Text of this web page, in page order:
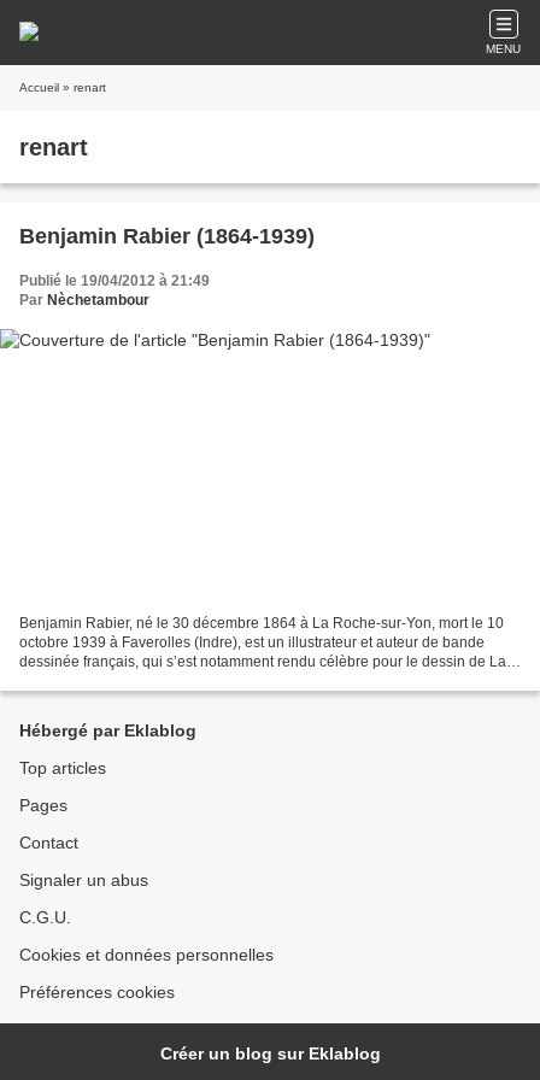
MENU
Accueil » renart
renart
Benjamin Rabier (1864-1939)
Publié le 19/04/2012 à 21:49
Par Nèchetambour
Benjamin Rabier, né le 30 décembre 1864 à La Roche-sur-Yon, mort le 10
octobre 1939 à Faverolles (Indre), est un illustrateur et auteur de bande
dessinée français, qui s’est notamment rendu célèbre pour le dessin de La
Hébergé par Eklablog
Top articles
Pages
Contact
Signaler un abus
C.G.U.
Cookies et données personnelles
Préférences cookies
Créer un blog sur Eklablog